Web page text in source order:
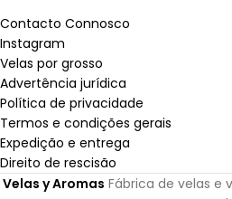
Contacto Connosco
Instagram
Velas por grosso
Advertência jurídica
Política de privacidade
Termos e condições gerais
Expedição e entrega
Direito de rescisão
Velas y Aromas Fábrica de velas e